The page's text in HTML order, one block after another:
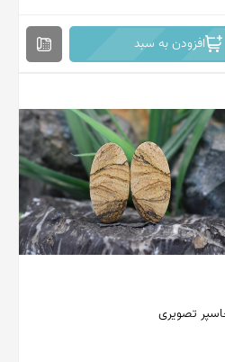
افزودن به سبد
تصویری